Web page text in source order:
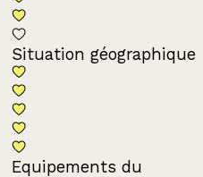
Situation géographique
Equipements du